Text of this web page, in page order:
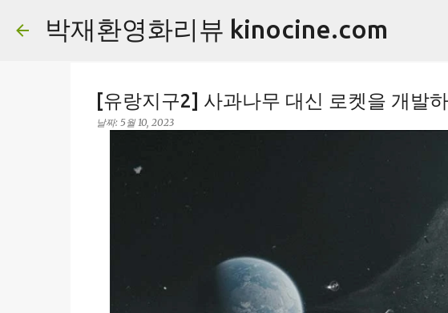
박재환영화리뷰 kinocine.com
[유랑지구2] 사과나무 대신 로켓을 개발
날짜: 5월 10, 2023